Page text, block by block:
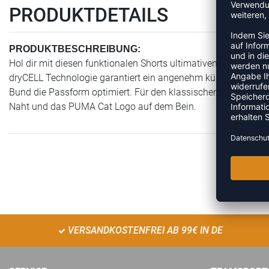
PRODUKTDETAILS
PRODUKTBESCHREIBUNG:
Hol dir mit diesen funktionalen Shorts ultimativen Komfort
dryCELL Technologie garantiert ein angenehm kühles und
Bund die Passform optimiert. Für den klassischen PUMA
Naht und das PUMA Cat Logo auf dem Bein.
VERSANDKOSTENFREI AB 99€ IN DE